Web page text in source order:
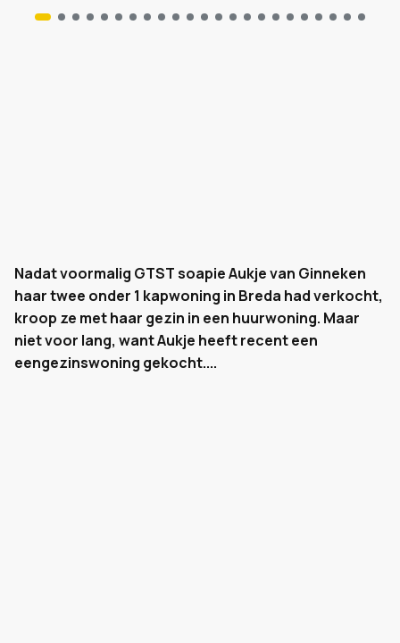
Nadat voormalig GTST soapie Aukje van Ginneken
haar twee onder 1 kapwoning in Breda had verkocht,
kroop ze met haar gezin in een huurwoning. Maar
niet voor lang, want Aukje heeft recent een
eengezinswoning gekocht....